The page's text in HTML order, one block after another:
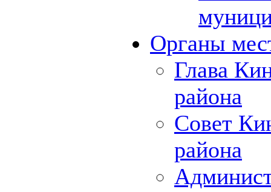
Органы
Глава
района
Совет
района